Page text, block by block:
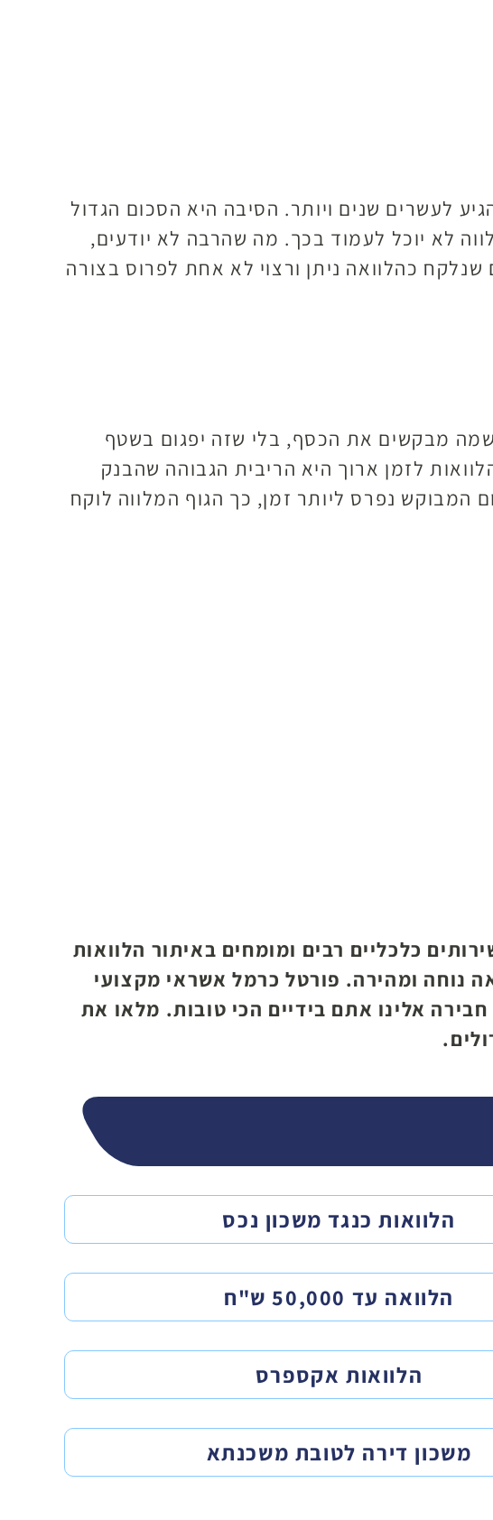
לעשרים שנים ויותר. הסיבה היא הסכום הגדול
לא יוכל לעמוד בכך. מה שהרבה לא יודעים,
כהלוואה ניתן ורצוי לא אחת לפרוס בצורה
מבקשים את הכסף, בלי שזה יפגום בשטף
לזמן ארוך היא הריבית הגבוהה שהבנק
נפרס ליותר זמן, כך הגוף המלווה לוקח
כלכליים רבים ומומחים באיתור הלוואות
נוחה ומהירה. פורטל כרמל אשראי מקצועי
אלינו אתם בידיים הכי טובות. מלאו את
הלוואות כנגד משכון נכס
הלוואה עד 50,000 ש"ח
הלוואות אקספרס
משכון דירה לטובת משכנתא